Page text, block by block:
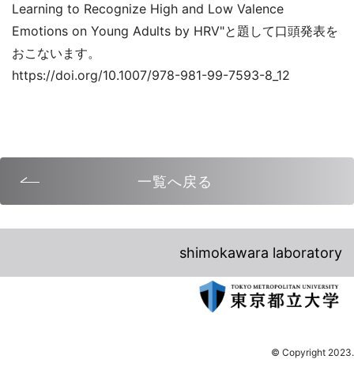
Learning to Recognize High and Low Valence
Emotions on Young Adults by HRV"と題して口頭発表を
おこないます。
https://doi.org/10.1007/978-981-99-7593-8_12
一覧へ戻る
shimokawara laboratory
© Copyright 2023.